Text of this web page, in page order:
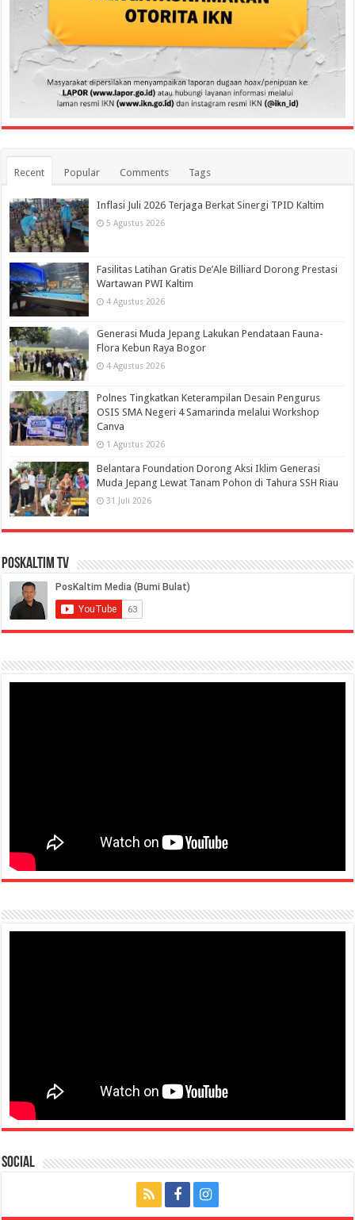
Recent Popular Comments Tags
Inflasi Juli 2026 Terjaga Berkat Sinergi TPID Kaltim
5 Agustus 2026
Fasilitas Latihan Gratis De’Ale Billiard Dorong Prestasi
Wartawan PWI Kaltim
4 Agustus 2026
Generasi Muda Jepang Lakukan Pendataan Fauna-
Flora Kebun Raya Bogor
4 Agustus 2026
Polnes Tingkatkan Keterampilan Desain Pengurus
OSIS SMA Negeri 4 Samarinda melalui Workshop
Canva
1 Agustus 2026
Belantara Foundation Dorong Aksi Iklim Generasi
Muda Jepang Lewat Tanam Pohon di Tahura SSH Riau
31 Juli 2026
PosKaltim TV
Social